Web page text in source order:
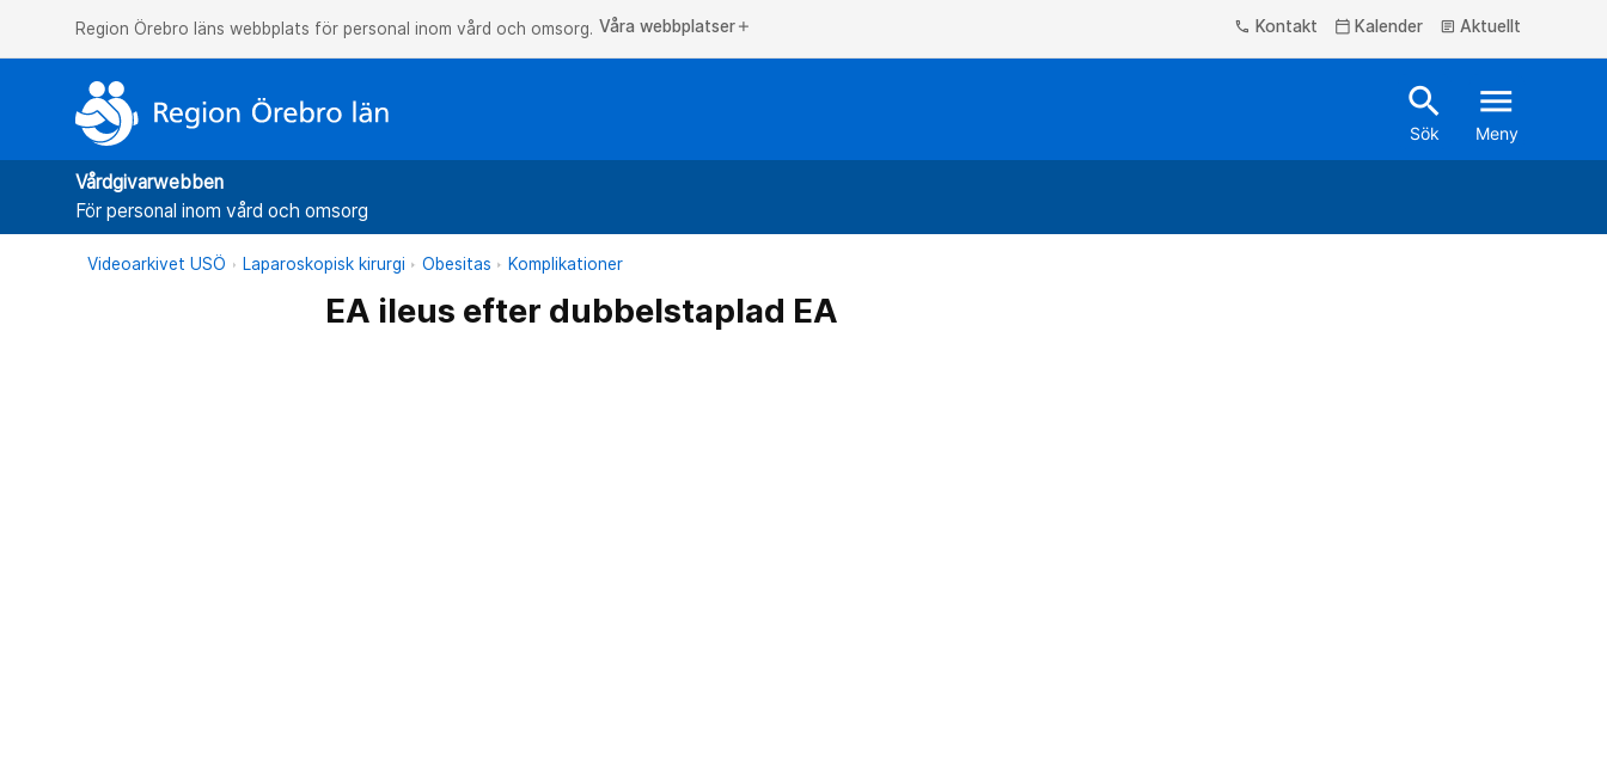
Region Örebro läns webbplats för personal inom vård och omsorg. Våra webbplatser add phone Kontakt calendar_today Kalender article Aktuellt
search
Sök
menu
Meny
Vårdgivarwebben
För personal inom vård och omsorg
Videoarkivet USÖ Laparoskopisk kirurgi Obesitas Komplikationer
EA ileus efter dubbelstaplad EA